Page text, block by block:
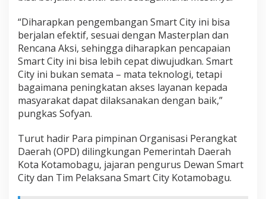
“Diharapkan pengembangan Smart City ini bisa
berjalan efektif, sesuai dengan Masterplan dan
Rencana Aksi, sehingga diharapkan pencapaian
Smart City ini bisa lebih cepat diwujudkan. Smart
City ini bukan semata – mata teknologi, tetapi
bagaimana peningkatan akses layanan kepada
masyarakat dapat dilaksanakan dengan baik,”
pungkas Sofyan.
Turut hadir Para pimpinan Organisasi Perangkat
Daerah (OPD) dilingkungan Pemerintah Daerah
Kota Kotamobagu, jajaran pengurus Dewan Smart
City dan Tim Pelaksana Smart City Kotamobagu.